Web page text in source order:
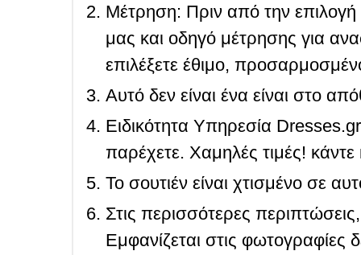
Μέτρηση: Πριν από την
μας και οδηγό μέτρησης για
επιλέξετε έθιμο,
Αυτό δεν είναι ένα είναι στο
Ειδικότητα Υπηρεσία
παρέχετε. Χαμηλές τιμές! κάντε
Το σουτιέν είναι χτισμένο σε
Στις περισσότερες
Εμφανίζεται στις φωτογραφίες